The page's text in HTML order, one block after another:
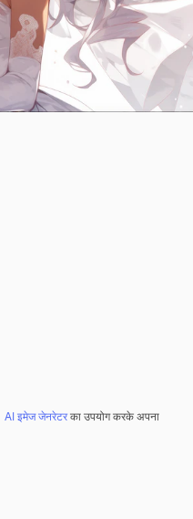
AI इमेज जेनरेटरका उपयोग करके अपना